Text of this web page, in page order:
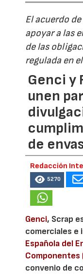
El acuerdo
apoyar a las
de las
regulada en
Genci y
unen
de
Redacción
5270
Genci, Scrap
comerciales e
Española del
Componentes
convenio de